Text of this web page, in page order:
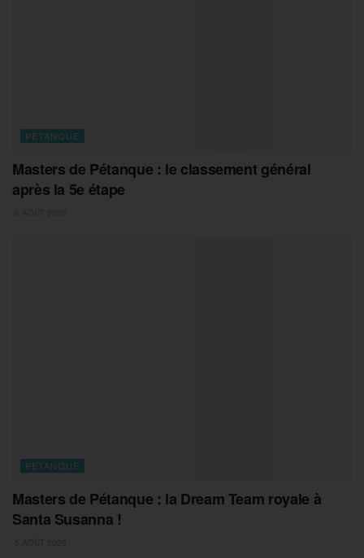
PETANQUE
Masters de Pétanque : le classement général
après la 5e étape
PETANQUE
Masters de Pétanque : la Dream Team royale à
Santa Susanna !